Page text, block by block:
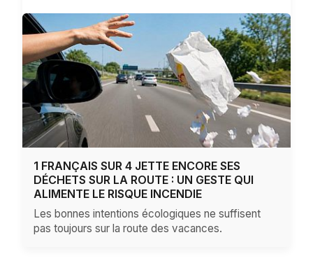
1 FRANÇAIS SUR 4 JETTE ENCORE SES
DÉCHETS SUR LA ROUTE : UN GESTE QUI
ALIMENTE LE RISQUE INCENDIE
Les bonnes intentions écologiques ne suffisent
pas toujours sur la route des vacances.